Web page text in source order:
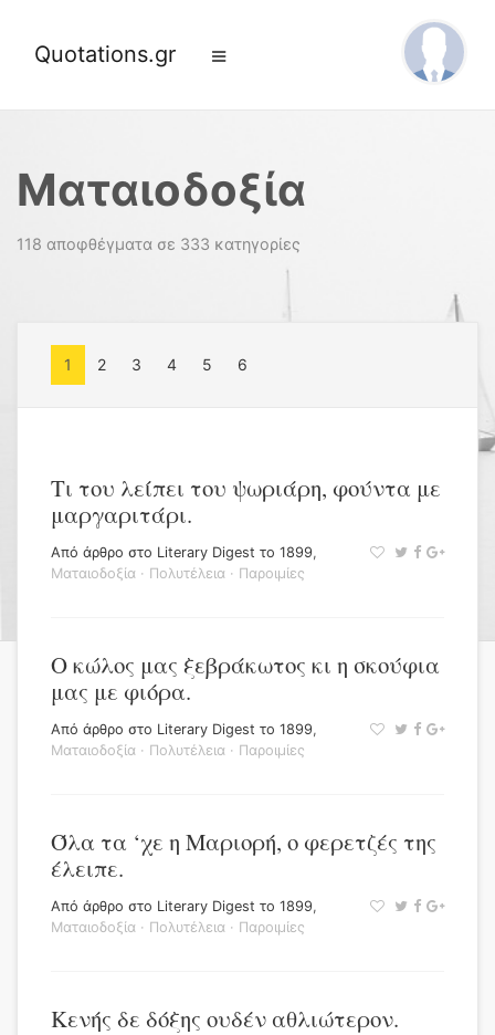
Quotations.gr
Ματαιοδοξία
118 αποφθέγματα σε 333 κατηγορίες
1 2 3 4 5 6
Τι του λείπει του ψωριάρη, φούντα με
μαργαριτάρι.
Από άρθρο στο Literary Digest το 1899,
Ματαιοδοξία · Πολυτέλεια · Παροιμίες
Ο κώλος μας ξεβράκωτος κι η σκούφια
μας με φιόρα.
Από άρθρο στο Literary Digest το 1899,
Ματαιοδοξία · Πολυτέλεια · Παροιμίες
Όλα τα ‘χε η Μαριορή, ο φερετζές της
έλειπε.
Από άρθρο στο Literary Digest το 1899,
Ματαιοδοξία · Πολυτέλεια · Παροιμίες
Κενής δε δόξης ουδέν αθλιώτερον.